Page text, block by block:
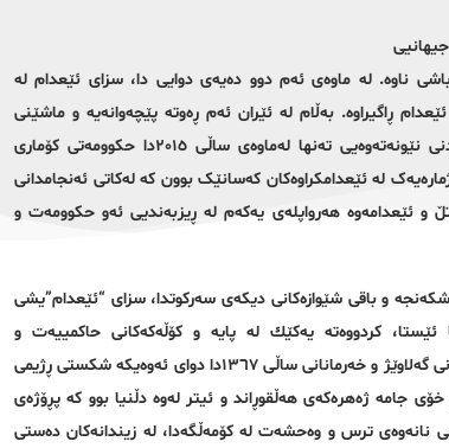
جیهانیی
ناوه‌. لە ماوه‌ی ئه‌م دوو ده‌یه‌ی دوایی دا، سزای ئێعدام لە
ئێعدام ڕاگیراوە. بەڵام لە ئێران ئەم ڕەوتە پێچەوانەیە و ماشێنی
ئێعدامی کۆماری ئیسلامیی بۆ ساتێکیش نەوه‌ستاوە. بەپێی ڕاپۆرتی ڕێکخراوی لێبووردنی نێونەتەوەیی تەنها لەماوه‌ی ساڵی ٢٠١٥دا حکوومەتی کۆماری
ڕووحانی ٩٧٧ کەسی ئێعدام کردووە کەژمارەیەک لە ئێعدامکراوەکان کەسانێک بوون کە له‌كاتی ئه‌نجامدانی
ماشێنی قەتڵ و ئێعدامه‌وه‌ هەرواپلەی یەکەم له‌ ڕیزبه‌ندیی ئەو حکوومەت و
و باقی شێوازه‌کانی دیكه‌ی سەرکوتدا، سزای “ئێعدام”یشی
كردووه‌ته‌ یه‌كێك لە پایە و كۆڵه‌كه‌كانی حاکمییەت و
ده‌سه‌ڵاتدارێتیی و بۆ چاوترسێنکردنی خەڵک به ‌كاری هێناوه‌. ئەم ڕژیمە لە ماوه‌ی مانگەکانی گەلاوێژ و خه‌رمانانی ساڵی ١٣٦٧دا دوای ئەوەیکە شکستی ڕژیمی
جامە ژەهرەکەی هه‌ڵقوڕاند و ئیتر له‌وه‌ دڵنیا بوو کە پڕۆژەی
نانه‌وه‌ی ترس و وەحشەت لە کۆمەڵگه‌دا، لە زیندانەکان دەستی